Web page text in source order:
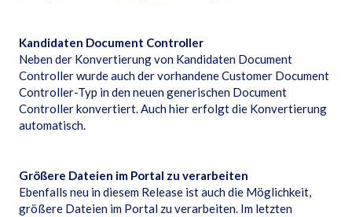
Kandidaten Document Controller
Neben der Konvertierung von Kandidaten Document
Controller wurde auch der vorhandene Customer Document
Controller-Typ in den neuen generischen Document
Controller konvertiert. Auch hier erfolgt die Konvertierung
automatisch.
Größere Dateien im Portal zu verarbeiten
Ebenfalls neu in diesem Release ist auch die Möglichkeit,
größere Dateien im Portal zu verarbeiten. Im letzten